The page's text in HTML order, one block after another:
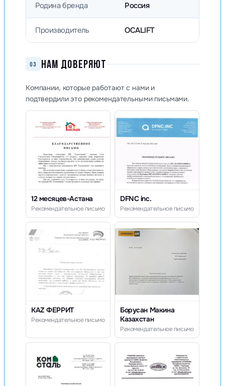
Родина бренда Россия
Производитель OCALIFT
03 НАМ ДОВЕРЯЮТ
Компании, которые работают с нами и
подтвердили это рекомендательными письмами.
12 месяцев-Астана
Рекомендательное письмо
DFNC inc.
Рекомендательное письмо
KAZ ФЕРРИТ
Рекомендательное письмо
Борусан Макина
Казахстан
Рекомендательное письмо